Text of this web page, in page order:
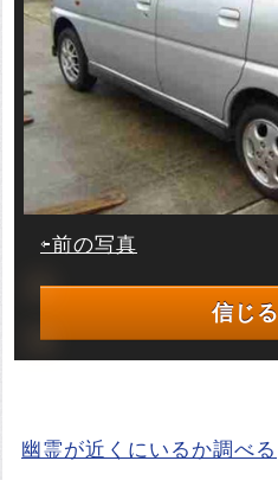
⇦前の写真
信じる
幽霊が近くにいるか調べる